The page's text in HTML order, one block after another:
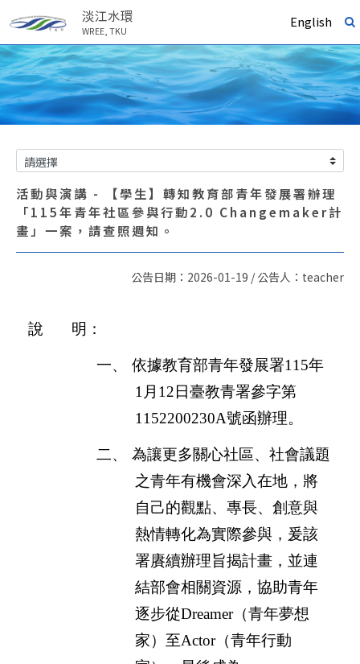
淡江水環
WREE, TKU
English
活動與演講 - 【學生】轉知教育部青年發展署辦理
「115年青年社區參與行動2.0 Changemaker計
畫」一案，請查照週知。
公告日期：2026-01-19 / 公告人：teacher
說 明：
一、 依據教育部青年發展署115年
1 月 12 日臺教青署參字第
1152200230A號函辦理。
二、
為讓更多關心社區、社會議題
之青年有機會深入在地，將
自己的觀點、專長、創意與
熱情轉化為實際參與，爰該
署賡續辦理旨揭計畫，並連
結部會相關資源，協助青年
逐步從Dreamer（青年夢想
家）至Actor（青年行動